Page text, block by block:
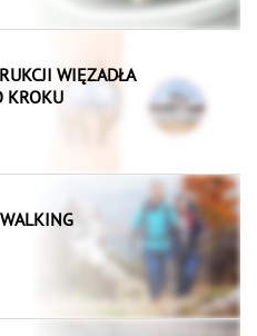
WIĘZADŁA
KROKU